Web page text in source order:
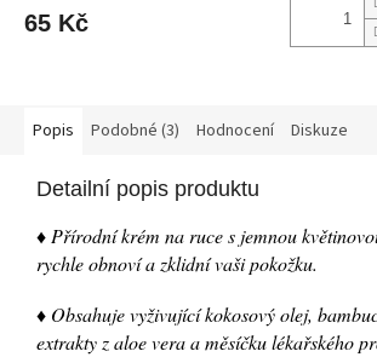
65 Kč
Popis Podobné (3) Hodnocení Diskuze
Detailní popis produktu
♦ Přírodní krém na ruce s jemnou
rychle obnoví a zklidní vaši pokožku.
♦ Obsahuje vyživující kokosový olej,
extrakty z aloe vera a měsíčku lékařského